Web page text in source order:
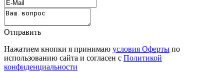
Отправить
Нажатием кнопки я принимаю условия Оферты по
использованию сайта и согласен с Политикой
конфиденциальности